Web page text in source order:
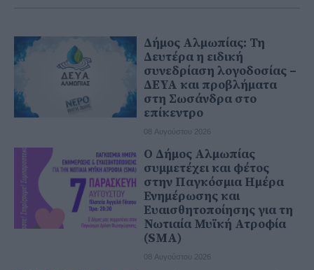
Δήμος Αλμωπίας: Τη
Δευτέρα η ειδική
συνεδρίαση λογοδοσίας –
ΔΕΥΑ και προβλήματα
στη Σωσάνδρα στο
επίκεντρο
08 Αυγούστου 2026
Ο Δήμος Αλμωπίας
συμμετέχει και φέτος
στην Παγκόσμια Ημέρα
Ενημέρωσης και
Ευαισθητοποίησης για τη
Νωτιαία Μυϊκή Ατροφία
(SMA)
08 Αυγούστου 2026